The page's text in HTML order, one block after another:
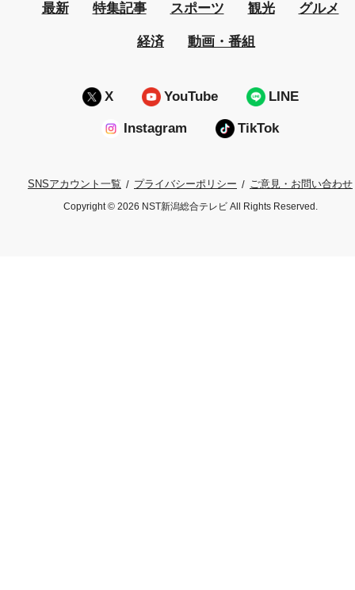
最新 特集記事 スポーツ 観光 グルメ
経済 動画・番組
X YouTube LINE
Instagram TikTok
SNSアカウント一覧 プライバシーポリシー ご意見・お問い合わせ
Copyright © 2026 NST新潟総合テレビ All Rights Reserved.